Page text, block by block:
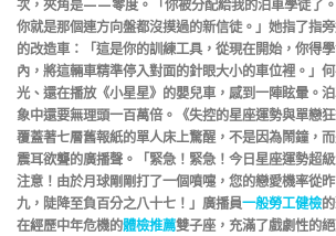
次，夾角是——零度。「你被分配給我的泊車學徒了。
你就是那個連方向盤都沒摸過的新信徒。」她指了指
的改造車：「這是你的訓練工具，從現在開始，你得
內，將這輛車精準停入對面的針眼大小的車位裡。」
光、還在播放《小星星》的嬰兒車，感到一陣眩暈。
象中還要無理頭一百萬倍。《失控的星座運勢與單戀
覆蓋著七層舊報紙的單人床上驚醒，不是因為鬧鐘，
震耳欲聾的廣播聲。「緊急！緊急！今日星座運勢超
注意！由於月球剛剛打了一個噴嚏，您的戀愛機率從
九，陡降至負百分之八十七！」廣播員一般勞工健檢
在經歷中年危機的體檢推薦雙子座，充滿了戲劇性的